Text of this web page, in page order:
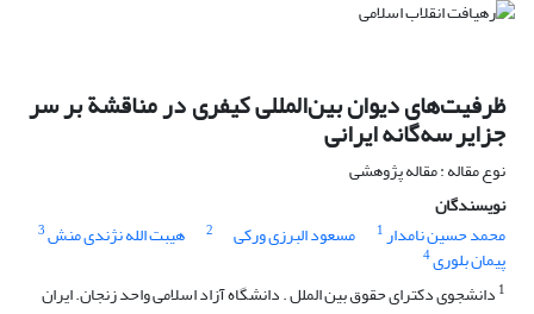
ظرفیت‌های دیوان بین‌المللی کیفری در مناقشة بر سر
جزایر سه‌گانه ایرانی
نوع مقاله : مقاله پژوهشی
نویسندگان
محمد حسین نامدار1 مسعود البرزی ورکی 2 هیبت الله نژندی منش3
پیمان بلوری4
1 دانشجوی دکترای حقوق بین الملل . دانشگاه آزاد اسلامی واحد زنجان. ایران